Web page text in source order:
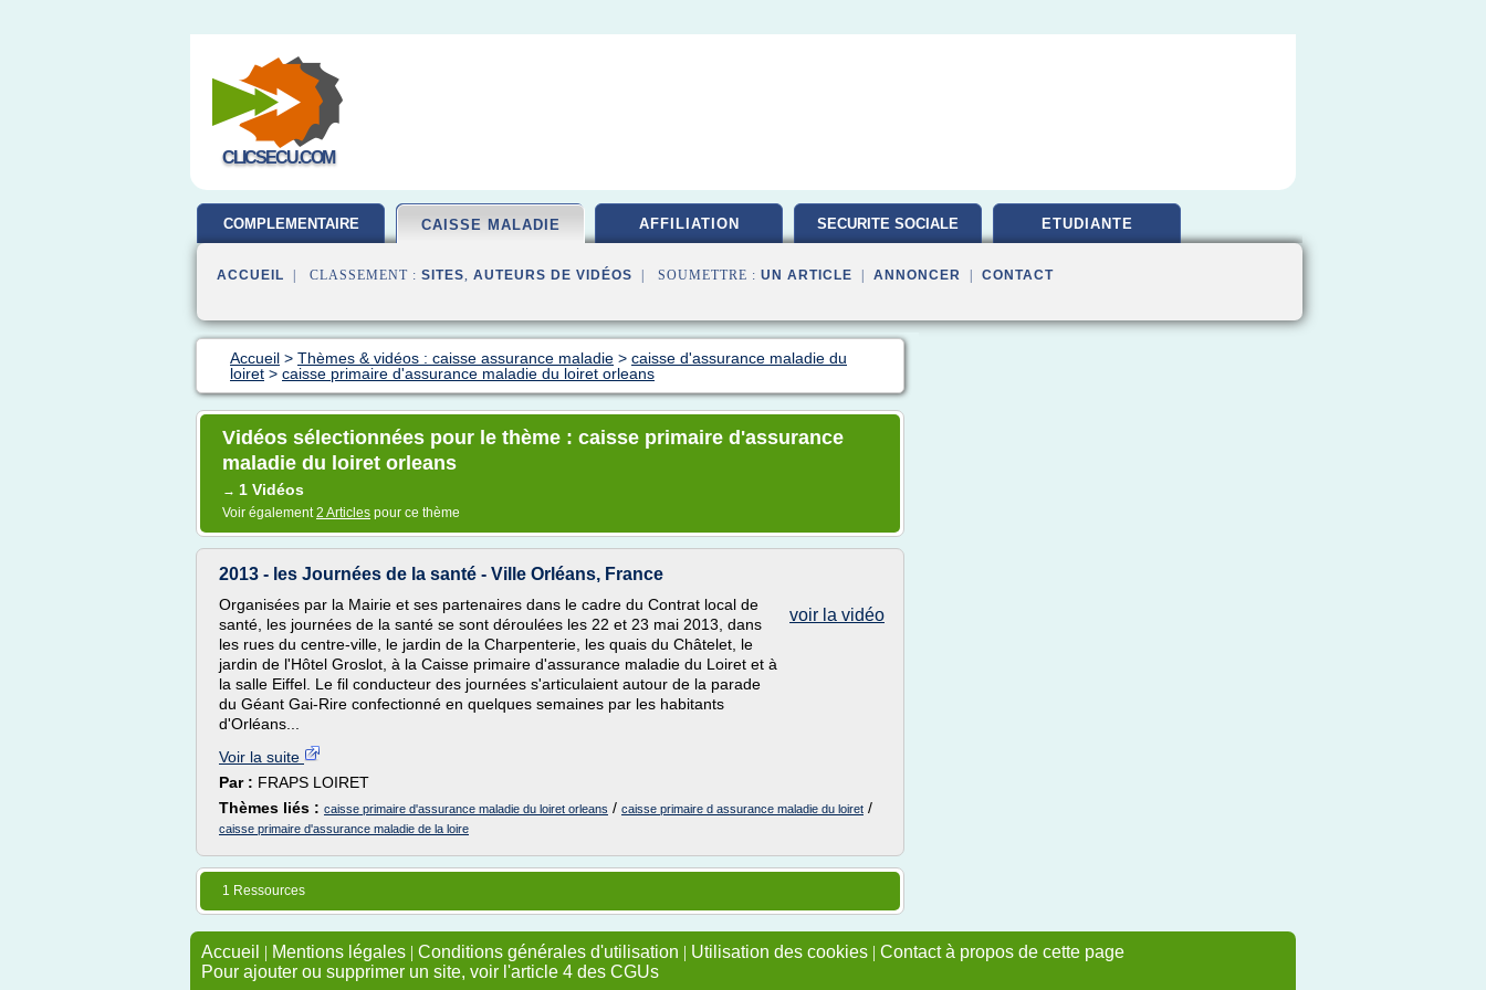
CLICSECU.COM
COMPLEMENTAIRE CAISSE MALADIE AFFILIATION SECURITE SOCIALE ETUDIANTE
ACCUEIL | CLASSEMENT : SITES, AUTEURS DE VIDÉOS | SOUMETTRE : UN ARTICLE ANNONCER CONTACT
Accueil > Thèmes & vidéos : caisse assurance maladie > caisse d'assurance maladie du
loiret > caisse primaire d'assurance maladie du loiret orleans
Vidéos sélectionnées pour le thème : caisse primaire d'assurance
maladie du loiret orleans
→ 1 Vidéos
Voir également2 Articles pour ce thème
2013 - les Journées de la santé - Ville Orléans, France
voir la vidéo
Organisées par la Mairie et ses partenaires dans le cadre du Contrat local de
santé, les journées de la santé se sont déroulées les 22 et 23 mai 2013, dans
les rues du centre-ville, le jardin de la Charpenterie, les quais du Châtelet, le
jardin de l'Hôtel Groslot, à la Caisse primaire d'assurance maladie du Loiret et à
la salle Eiffel. Le fil conducteur des journées s'articulaient autour de la parade
du Géant Gai-Rire confectionné en quelques semaines par les habitants
d'Orléans...
Voir la suite
Par : FRAPS LOIRET
Thèmes liés : caisse primaire d'assurance maladie du loiret orleans / caisse primaire d assurance maladie du loiret /
caisse primaire d'assurance maladie de la loire
1 Ressources
Accueil | Mentions légales | Conditions générales d'utilisation | Utilisation des cookies | Contact à propos de cette page
Pour ajouter ou supprimer un site, voir l'article 4 des CGUs